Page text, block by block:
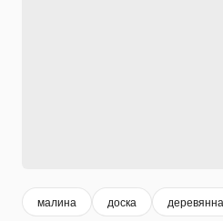
малина доска